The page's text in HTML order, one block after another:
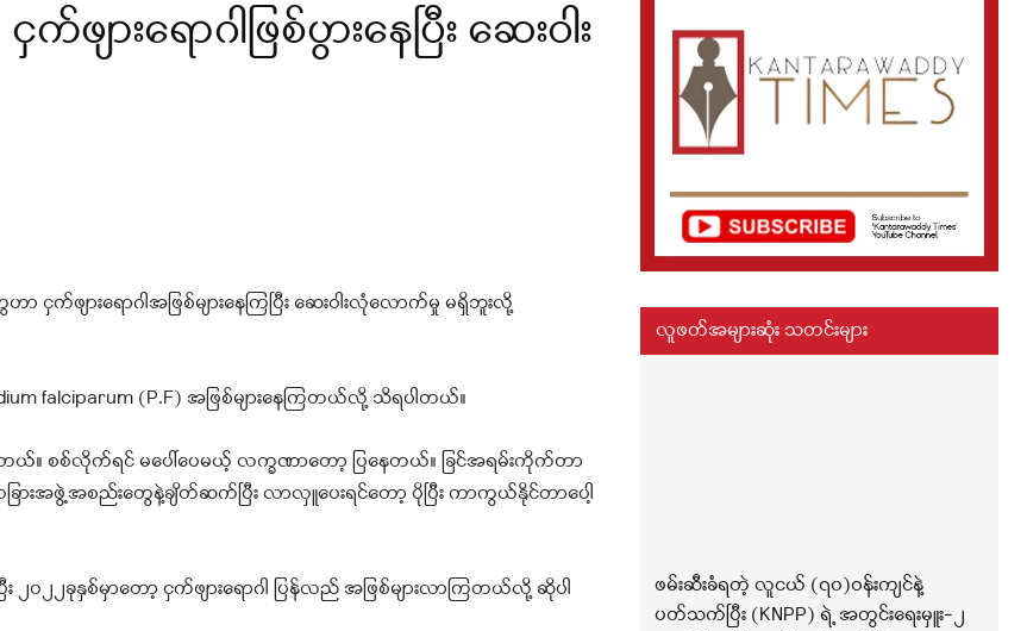
ားရောဂါဖြစ်ပွားနေပြီး ဆေးဝါး
က်ဖျားရောဂါအဖြစ်များနေကြပြီး ဆေးဝါးလုံလောက်မှု မရှိဘူးလို့
falciparum (P.F) အဖြစ်များနေကြတယ်လို့ သိရပါတယ်။
စ်တယ်။ စစ်လိုက်ရင် မပေါ်ပေမယ့် လက္ခဏာတော့ ပြနေတယ်။ ခြင်အရမ်းကိုက်တာ
ခြားအဖွဲ့အစည်းတွေနဲ့ချိတ်ဆက်ပြီး လာလှူပေးရင်တော့ ပိုပြီး ကာကွယ်နိုင်တာပေါ့
း ၂၀၂၂ခုနှစ်မှာတော့ ငှက်ဖျားရောဂါ ပြန်လည် အဖြစ်များလာကြတယ်လို့ ဆိုပါ
လူဖတ်အများဆုံး သတင်းများ
ဖမ်းဆီးခံရတဲ့ လူငယ် (၇၀)ဝန်းကျင်နဲ့
ပတ်သက်ပြီး (KNPP) ရဲ့ အတွင်းရေးမှူး-၂